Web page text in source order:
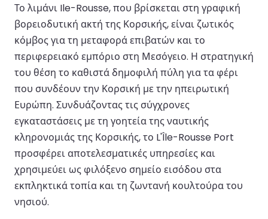
Το λιμάνι Ile-Rousse, που βρίσκεται στη γραφική
βορειοδυτική ακτή της Κορσικής, είναι ζωτικός
κόμβος για τη μεταφορά επιβατών και το
περιφερειακό εμπόριο στη Μεσόγειο. Η στρατηγική
του θέση το καθιστά δημοφιλή πύλη για τα φέρι
που συνδέουν την Κορσική με την ηπειρωτική
Ευρώπη. Συνδυάζοντας τις σύγχρονες
εγκαταστάσεις με τη γοητεία της ναυτικής
κληρονομιάς της Κορσικής, το L'Île-Rousse Port
προσφέρει αποτελεσματικές υπηρεσίες και
χρησιμεύει ως φιλόξενο σημείο εισόδου στα
εκπληκτικά τοπία και τη ζωντανή κουλτούρα του
νησιού.